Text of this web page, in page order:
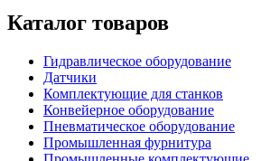
Каталог товаров
Гидравлическое оборудование
Датчики
Комплектующие для станков
Конвейерное оборудование
Пневматическое оборудование
Промышленная фурнитура